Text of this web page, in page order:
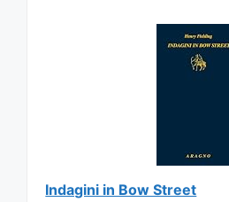
Indagini in Bow Street